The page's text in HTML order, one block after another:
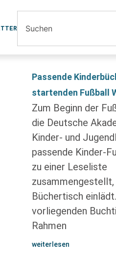
Passende
startenden Fußball
Zum Beginn der
die Deutsche
Kinder- und
passende Kinder-
zu einer Leseliste
zusammengestellt,
Büchertisch
vorliegenden
Rahmen
weiterlesen